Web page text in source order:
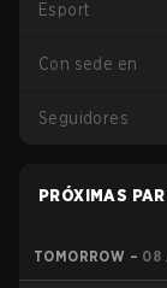
Esport
Con sede en
Seguidores
PRÓXIMAS
TOMORROW – 08